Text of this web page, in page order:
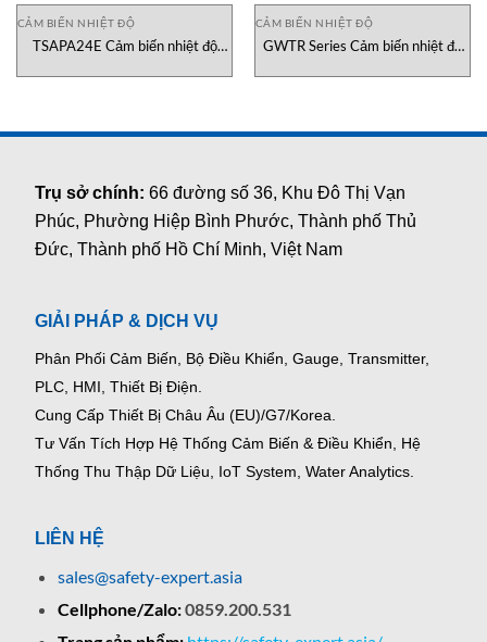
CẢM BIẾN NHIỆT ĐỘ
TSAPA24E Cảm biến nhiệt độ
CẢM BIẾN NHIỆT ĐỘ
GWTR Series Cảm biến nhiệt độ
Trụ sở chính:66 đường số 36, Khu Đô Thị Vạn
Phúc, Phường Hiệp Bình Phước, Thành phố Thủ
Đức, Thành phố Hồ Chí Minh, Việt Nam
GIẢI PHÁP & DỊCH VỤ
Phân Phối Cảm Biến, Bộ Điều Khiển, Gauge, Transmitter,
PLC, HMI, Thiết Bị Điện.
Cung Cấp Thiết Bị Châu Âu (EU)/G7/Korea.
Tư Vấn Tích Hợp Hệ Thống Cảm Biến & Điều Khiển, Hệ
Thống Thu Thập Dữ Liệu, IoT System, Water Analytics.
LIÊN HỆ
sales@safety-expert.asia
Cellphone/Zalo:0859.200.531